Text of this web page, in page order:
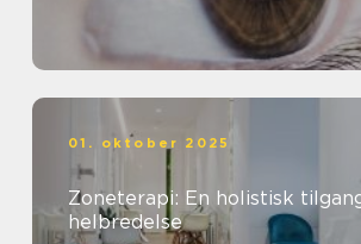
01. oktober 2025
Zoneterapi: En holistisk
helbredelse